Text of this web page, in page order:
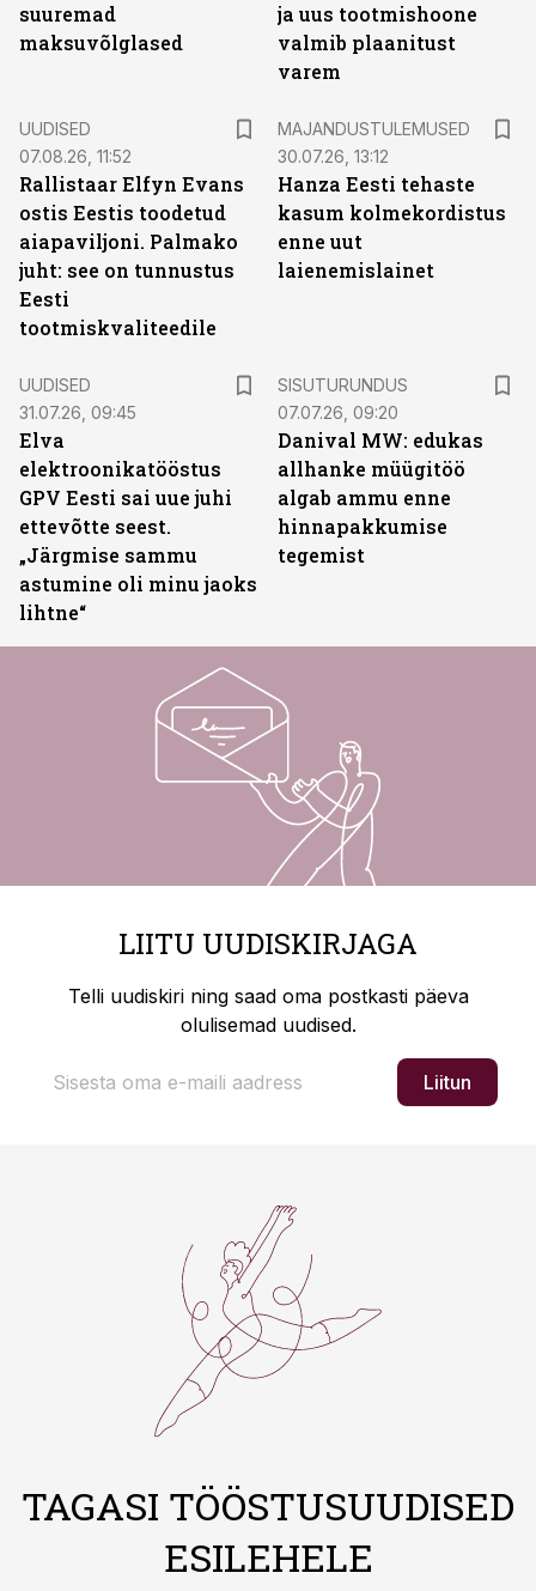
suuremad
maksuvõlglased
ja uus tootmishoone
valmib plaanitust
varem
UUDISED
07.08.26, 11:52
Rallistaar Elfyn Evans
ostis Eestis toodetud
aiapaviljoni. Palmako
juht: see on tunnustus
Eesti
tootmiskvaliteedile
MAJANDUSTULEMUSED
30.07.26, 13:12
Hanza Eesti tehaste
kasum kolmekordistus
enne uut
laienemislainet
UUDISED
31.07.26, 09:45
Elva
elektroonikatööstus
GPV Eesti sai uue juhi
ettevõtte seest.
„Järgmise sammu
astumine oli minu jaoks
lihtne“
SISUTURUNDUS
07.07.26, 09:20
Danival MW: edukas
allhanke müügitöö
algab ammu enne
hinnapakkumise
tegemist
LIITU UUDISKIRJAGA
Telli uudiskiri ning saad oma postkasti päeva
olulisemad uudised.
Liitun
TAGASI TÖÖSTUSUUDISED
ESILEHELE